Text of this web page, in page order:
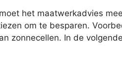
het maatwerkadvies
om te besparen.
zonnecellen. In de